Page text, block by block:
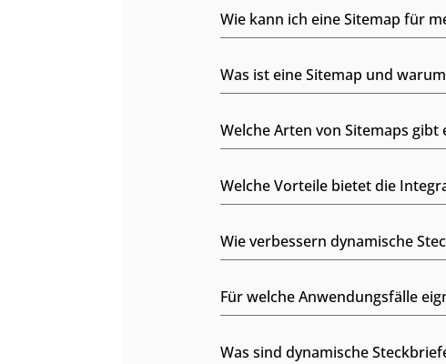
Wie kann ich eine Sitemap für
Was ist eine Sitemap und
Welche Arten von Sitemaps
Welche Vorteile bietet die
Wie verbessern dynamische
Für welche Anwendungsfälle
Was sind dynamische